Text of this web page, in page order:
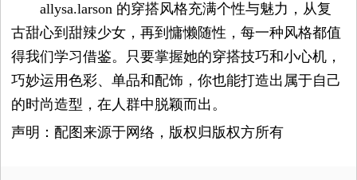
allysa.larson 的穿搭风格充满个性与魅力，从复
古甜心到甜辣少女，再到慵懒随性，每一种风格都值
得我们学习借鉴。只要掌握她的穿搭技巧和小心机，
巧妙运用色彩、单品和配饰，你也能打造出属于自己
的时尚造型，在人群中脱颖而出。
声明：配图来源于网络，版权归版权方所有